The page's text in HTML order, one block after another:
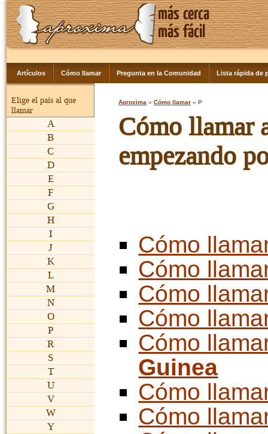
Artículos Cómo llamar Pregunta en la Comunidad Lista rápida de
Elige el país al que
llamar
A
B
C
D
E
F
G
H
I
J
K
L
M
N
O
P
R
S
T
U
V
W
Y
Aproxima »Cómo llamar » P
Cómo llamar
empezando
Cómo
Cómo
Cómo
Cómo
Cómo
Guinea
Cómo
Cómo